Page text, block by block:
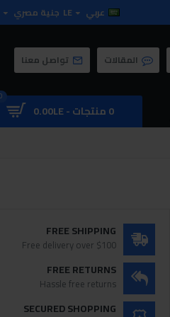
عربي LE جنية مصري
المقالات تواصل معنا
0 منتجات - 0.00LE
FREE SHIPPING
Free delivery over $100
FREE RETURNS
Hassle free returns
SECURED SHOPPING